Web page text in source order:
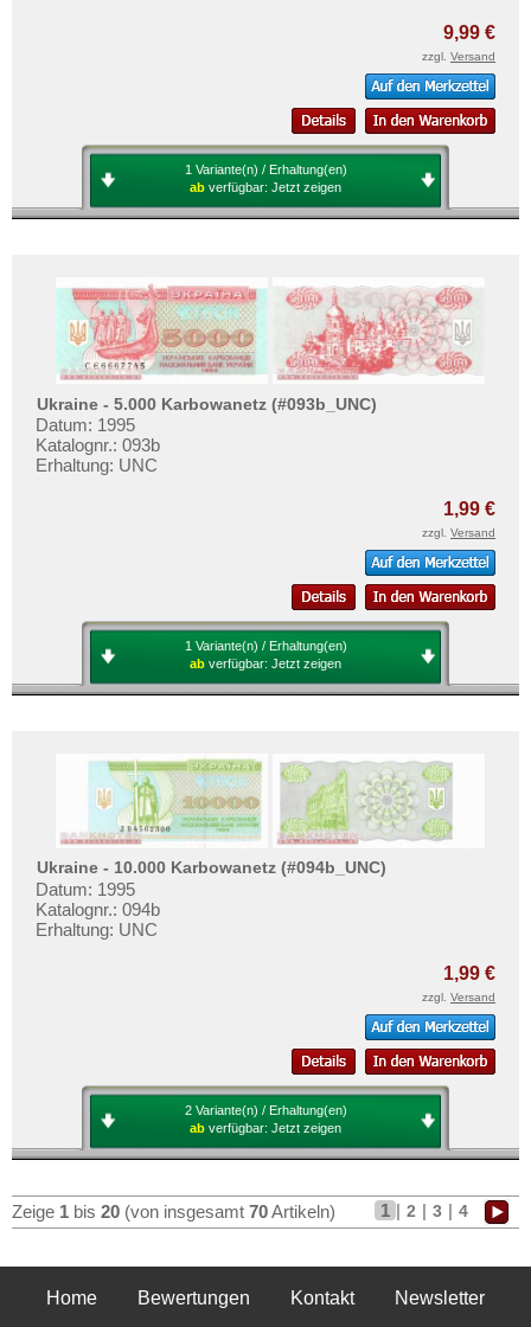
9,99 €
zzgl. Versand
1 Variante(n) / Erhaltung(en)
ab verfügbar: Jetzt zeigen
Ukraine - 5.000 Karbowanetz (#093b_UNC)
Datum: 1995
Katalognr.: 093b
Erhaltung: UNC
1,99 €
zzgl. Versand
1 Variante(n) / Erhaltung(en)
ab verfügbar: Jetzt zeigen
Ukraine - 10.000 Karbowanetz (#094b_UNC)
Datum: 1995
Katalognr.: 094b
Erhaltung: UNC
1,99 €
zzgl. Versand
2 Variante(n) / Erhaltung(en)
ab verfügbar: Jetzt zeigen
Zeige 1 bis 20 (von insgesamt 70Artikeln) 1 | 2 | 3 | 4
Home Bewertungen Kontakt Newsletter